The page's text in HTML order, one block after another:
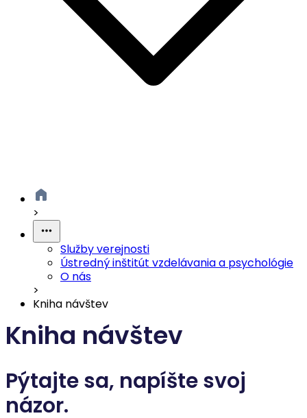
>
Služby verejnosti
Ústredný inštitút vzdelávania a psychológie
O nás
>
Kniha návštev
Kniha návštev
Pýtajte sa, napíšte svoj
názor.